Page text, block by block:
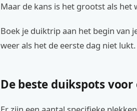
Maar de kans is het grootst als het
Boek je duiktrip aan het begin van
weer als het de eerste dag niet
De beste duikspots